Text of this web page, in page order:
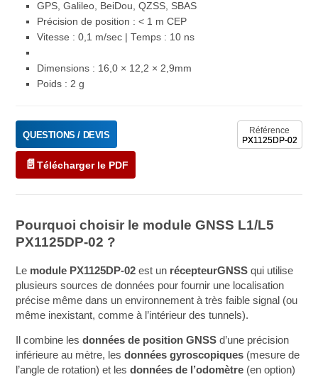
GPS, Galileo, BeiDou, QZSS, SBAS
Précision de position : < 1 m CEP
Vitesse : 0,1 m/sec | Temps : 10 ns
Dimensions : 16,0 × 12,2 × 2,9mm
Poids : 2 g
Référence
PX1125DP-02
QUESTIONS / DEVIS
Télécharger le PDF
Pourquoi choisir le module GNSS L1/L5
PX1125DP-02 ?
Le module PX1125DP-02 est un récepteurGNSS qui utilise
plusieurs sources de données pour fournir une localisation
précise même dans un environnement à très faible signal (ou
même inexistant, comme à l’intérieur des tunnels).
Il combine lesdonnées de position GNSS d’une précision
inférieure au mètre, lesdonnées gyroscopiques (mesure de
l’angle de rotation) et lesdonnées de l’odomètre (en option)